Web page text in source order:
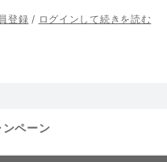
登録 / ログインして続きを読む
ペーン